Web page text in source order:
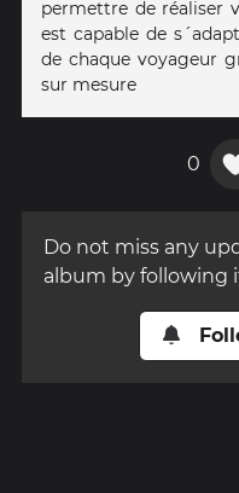
permettre de réaliser
est capable de
de chaque voyageur
sur mesure
0
Do not miss any
album by following